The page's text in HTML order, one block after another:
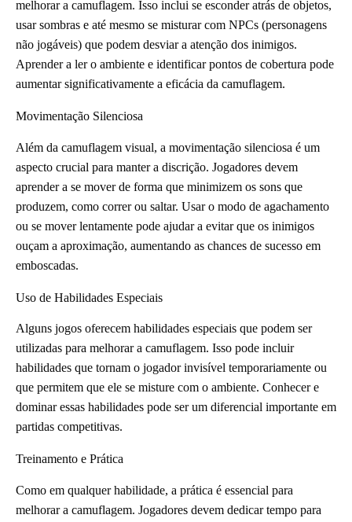
melhorar a camuflagem. Isso inclui se esconder atrás de objetos,
usar sombras e até mesmo se misturar com NPCs (personagens
não jogáveis) que podem desviar a atenção dos inimigos.
Aprender a ler o ambiente e identificar pontos de cobertura pode
aumentar significativamente a eficácia da camuflagem.
Movimentação Silenciosa
Além da camuflagem visual, a movimentação silenciosa é um
aspecto crucial para manter a discrição. Jogadores devem
aprender a se mover de forma que minimizem os sons que
produzem, como correr ou saltar. Usar o modo de agachamento
ou se mover lentamente pode ajudar a evitar que os inimigos
ouçam a aproximação, aumentando as chances de sucesso em
emboscadas.
Uso de Habilidades Especiais
Alguns jogos oferecem habilidades especiais que podem ser
utilizadas para melhorar a camuflagem. Isso pode incluir
habilidades que tornam o jogador invisível temporariamente ou
que permitem que ele se misture com o ambiente. Conhecer e
dominar essas habilidades pode ser um diferencial importante em
partidas competitivas.
Treinamento e Prática
Como em qualquer habilidade, a prática é essencial para
melhorar a camuflagem. Jogadores devem dedicar tempo para